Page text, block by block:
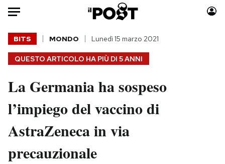
Auto
HOME
Italia
Politica
Tecnologia
Scienza
Moda
Consumismi
Storie/Idee
QUESTO ARTICOLO HA PIÙ DI 5 ANNI
BITS MONDO Lunedì 15 marzo 2021
La Germania ha sospeso
l’impiego del vaccino di
AstraZeneca in via
precauzionale